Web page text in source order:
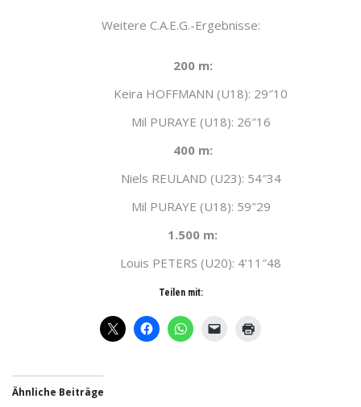
Weitere C.A.E.G.-Ergebnisse:
200 m:
Keira HOFFMANN (U18): 29″10
Mil PURAYE (U18): 26″16
400 m:
Niels REULAND (U23): 54″34
Mil PURAYE (U18): 59″29
1.500 m:
Louis PETERS (U20): 4’11″48
Teilen mit:
Ähnliche Beiträge